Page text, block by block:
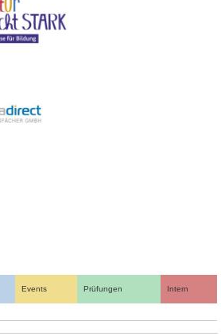
Events Prüfungen Intern